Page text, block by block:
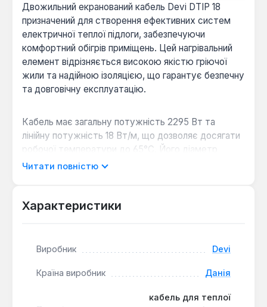
Двожильний екранований кабель Devi DTIP 18
призначений для створення ефективних систем
електричної теплої підлоги, забезпечуючи
комфортний обігрів приміщень. Цей нагрівальний
елемент відрізняється високою якістю гріючої
жили та надійною ізоляцією, що гарантує безпечну
та довговічну експлуатацію.
Кабель має загальну потужність 2295 Вт та
лінійну потужність 18 Вт/м, що дозволяє досягати
робочої температури до 65°С. Його діаметр
становить 6.9 мм, що робить його зручним для
мм. Екран з алюмінієвої фольги забезпечує
кабелі Devi можуть використовуватися не
тільки для теплої підлоги, але й для систем
Читати повністю
Характеристики
Виробник Devi
Країна виробник Данія
кабель для теплої